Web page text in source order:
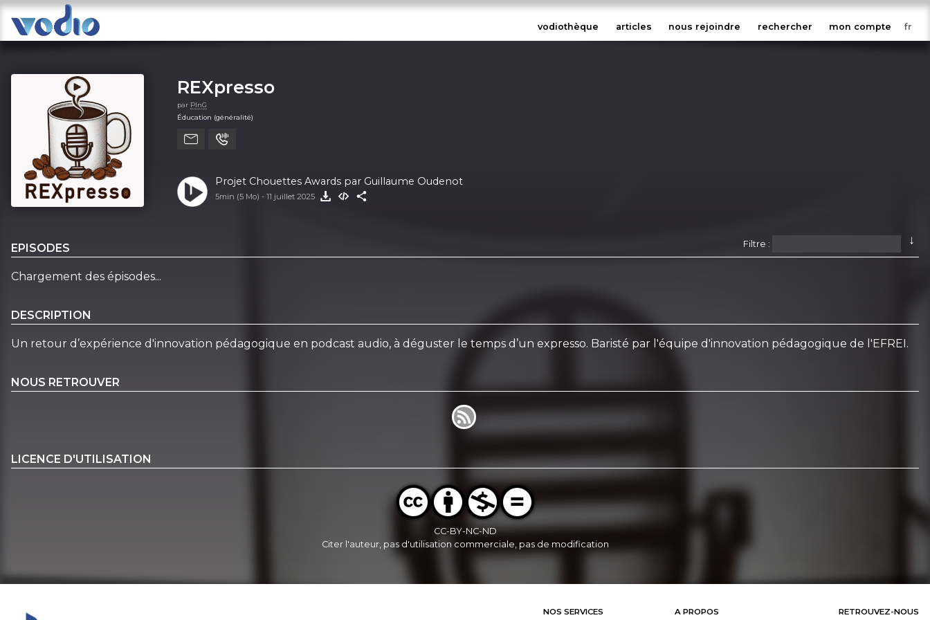
vodiothèque articles nous rejoindre rechercher mon compte
REXpresso
par PInG
Éducation (généralité)
Projet Chouettes Awards par Guillaume Oudenot
5min (5 Mo) - 11 juillet 2025
EPISODES
↓
Filtre :
Chargement des épisodes...
DESCRIPTION
Un retour d’expérience d'innovation pédagogique en podcast audio, à déguster le temps d’un expresso. Baristé par l'équipe d'innovation pédagogique de l'EFREI.
NOUS RETROUVER
LICENCE D'UTILISATION
CC-BY-NC-ND
Citer l'auteur, pas d'utilisation commerciale, pas de modification
NOS SERVICES A PROPOS RETROUVEZ-NOUS